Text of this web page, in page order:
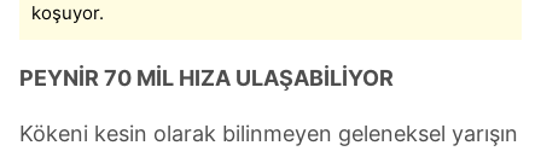
koşuyor.
PEYNİR 70 MİL HIZA ULAŞABİLİYOR
Kökeni kesin olarak bilinmeyen geleneksel yarışın